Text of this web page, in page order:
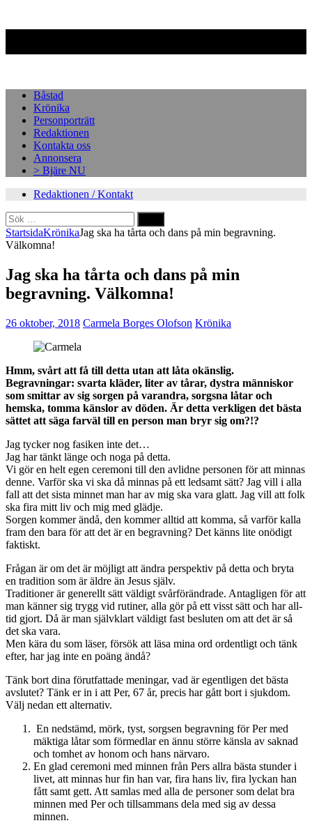
Båstad
Krönika
Personporträtt
Redaktionen
Kontakta oss
Annonsera
> Bjäre NU
Redaktionen / Kontakt
Sök
efter:
StartsidaKrönikaJag ska ha tårta och dans på min begravning.
Välkomna!
Jag ska ha tårta och dans på min
begravning. Välkomna!
26 oktober, 2018 Carmela Borges Olofson Krönika
Hmm, svårt att få till detta utan att låta okänslig.
Begravningar: svarta kläder, liter av tårar, dystra människor
som smittar av sig sorgen på varandra, sorgsna låtar och
hemska, tomma känslor av döden. Är detta verkligen det bästa
sättet att säga farväl till en person man bryr sig om?!?
Jag tycker nog fasiken inte det…
Jag har tänkt länge och noga på detta.
Vi gör en helt egen ceremoni till den avlidne personen för att minnas
denne. Varför ska vi ska då minnas på ett ledsamt sätt? Jag vill i alla
fall att det sista minnet man har av mig ska vara glatt. Jag vill att folk
ska fira mitt liv och mig med glädje.
Sorgen kommer ändå, den kommer alltid att komma, så varför kalla
fram den bara för att det är en begravning? Det känns lite onödigt
faktiskt.
Frågan är om det är möjligt att ändra perspektiv på detta och bryta
en tradition som är äldre än Jesus själv.
Traditioner är generellt sätt väldigt svårförändrade. Antagligen för att
man känner sig trygg vid rutiner, alla gör på ett visst sätt och har all-
tid gjort. Då är man självklart väldigt fast besluten om att det är så
det ska vara.
Men kära du som läser, försök att läsa mina ord ordentligt och tänk
efter, har jag inte en poäng ändå?
Tänk bort dina förutfattade meningar, vad är egentligen det bästa
avslutet? Tänk er in i att Per, 67 år, precis har gått bort i sjukdom.
Välj nedan ett alternativ.
En nedstämd, mörk, tyst, sorgsen begravning för Per med
mäktiga låtar som förmedlar en ännu större känsla av saknad
och tomhet av honom och hans närvaro.
En glad ceremoni med minnen från Pers allra bästa stunder i
livet, att minnas hur fin han var, fira hans liv, fira lyckan han
fått samt gett. Att samlas med alla de personer som delat bra
minnen med Per och tillsammans dela med sig av dessa
minnen.